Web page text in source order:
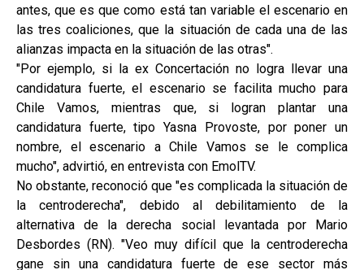
antes, que es que como está tan variable el escenario en
las tres coaliciones, que la situación de cada una de las
alianzas impacta en la situación de las otras".
"Por ejemplo, si la ex Concertación no logra llevar una
candidatura fuerte, el escenario se facilita mucho para
Chile Vamos, mientras que, si logran plantar una
candidatura fuerte, tipo Yasna Provoste, por poner un
nombre, el escenario a Chile Vamos se le complica
mucho", advirtió, en entrevista con EmolTV.
No obstante, reconoció que "es complicada la situación de
la centroderecha", debido al debilitamiento de la
alternativa de la derecha social levantada por Mario
Desbordes (RN). "Veo muy difícil que la centroderecha
gane sin una candidatura fuerte de ese sector más